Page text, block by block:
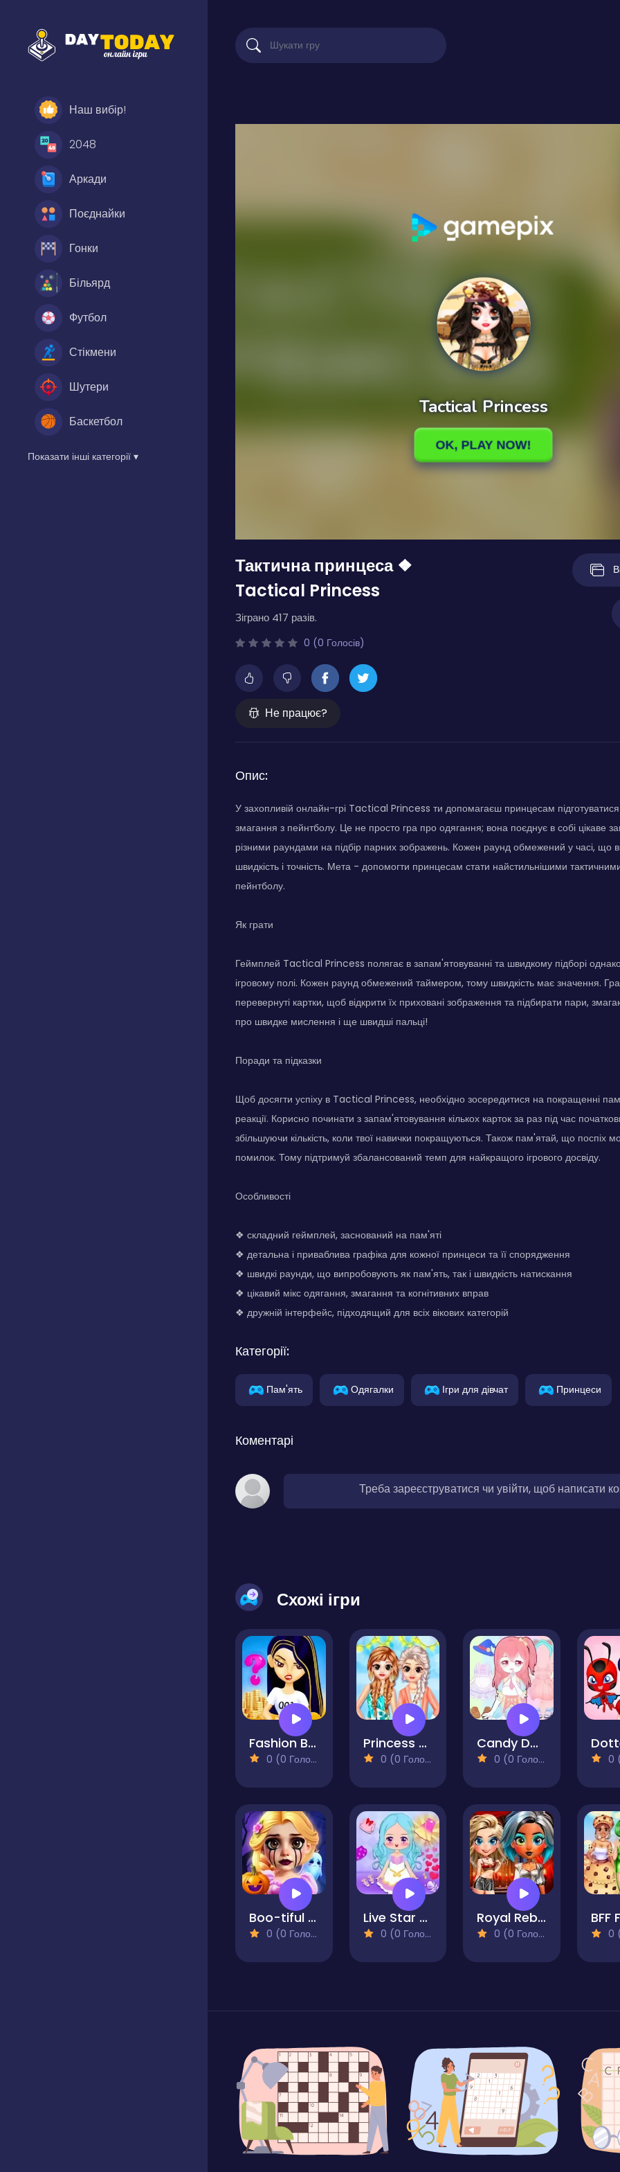
Наш вибір!
2048
Аркади
Поєднайки
Гонки
Більярд
Футбол
Стікмени
Шутери
Баскетбол
Показати інші категорії ▾
Тактична принцеса ❖
Tactical Princess
Зіграно 417 разів.
0 (0 Голосів)
Не працює?
Опис:
У захопливій онлайн-грі Tactical Princess ти допомагаєш принцесам
змагання з пейнтболу. Це не просто гра про одягання; вона поєднує в собі цікаве
різними раундами на підбір парних зображень. Кожен раунд обмежений у часі, що
швидкість і точність. Мета - допомогти принцесам стати найстильнішими
пейнтболу.
Як грати
Геймплей Tactical Princess полягає в запам'ятовуванні та швидкому підборі
ігровому полі. Кожен раунд обмежений таймером, тому швидкість має значення.
перевернуті картки, щоб відкрити їх приховані зображення та підбирати пари,
про швидке мислення і ще швидші пальці!
Поради та підказки
Щоб досягти успіху в Tactical Princess, необхідно зосередитися на покращенні
реакції. Корисно починати з запам'ятовування кількох карток за раз під час
збільшуючи кількість, коли твої навички покращуються. Також пам'ятай, що поспіх
помилок. Тому підтримуй збалансований темп для найкращого ігрового досвіду.
Особливості
❖ складний геймплей, заснований на пам'яті
❖ детальна і приваблива графіка для кожної принцеси та її спорядження
❖ швидкі раунди, що випробовують як пам'ять, так і швидкість натискання
❖ цікавий мікс одягання, змагання та когнітивних вправ
❖ дружній інтерфейс, підходящий для всіх вікових категорій
Категорії:
Пам'ять Одягалки Ігри для дівчат Принцеси
Коментарі
Треба зареєструватися чи увійти, щоб написати
Схожі ігри
Fashion Battle for Survival
0 (0 Голосів)
Princess Spring Fashion
0 (0 Голосів)
Candy Doll Dress Up
0 (0 Голосів) 0
Boo-tiful Princess Match
0 (0 Голосів)
Live Star Doll Dress Up
0 (0 Голосів)
Royal Rebellion Punk Magic
0 (0 Голосів) 0